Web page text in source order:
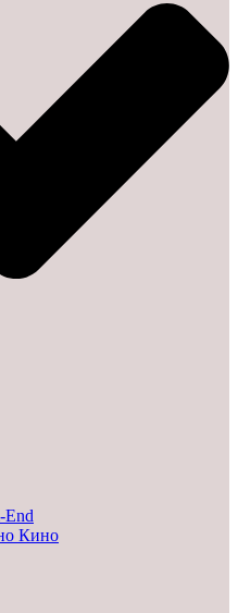
End
Кино